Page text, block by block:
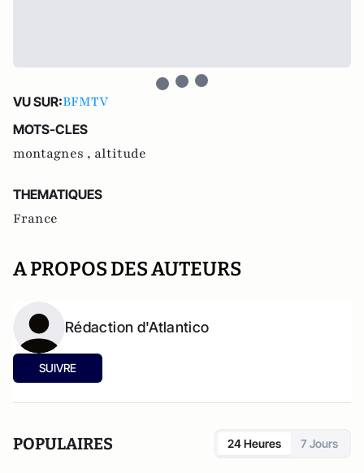
VU SUR:BFMTV
MOTS-CLES
montagnes , altitude
THEMATIQUES
France
A PROPOS DES AUTEURS
Rédaction d'Atlantico
SUIVRE
POPULAIRES 24 Heures 7 Jours